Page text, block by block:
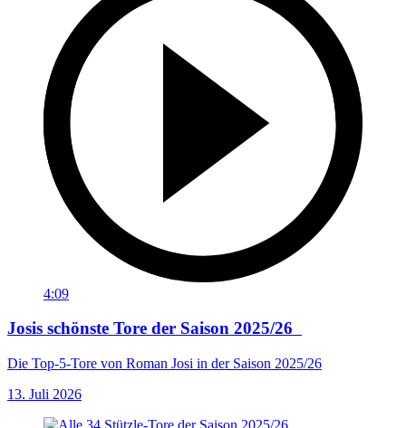
4:09
Josis schönste Tore der Saison 2025/26
Die Top-5-Tore von Roman Josi in der Saison 2025/26
13. Juli 2026